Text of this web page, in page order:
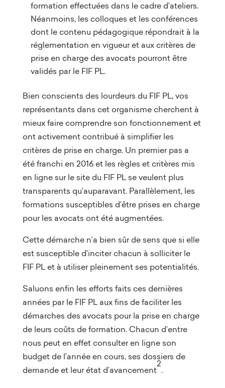
formation effectuées dans le cadre d’ateliers.
Néanmoins, les colloques et les conférences
dont le contenu pédagogique répondrait à la
réglementation en vigueur et aux critères de
prise en charge des avocats pourront être
validés par le FIF PL.
Bien conscients des lourdeurs du FIF PL, vos
représentants dans cet organisme cherchent à
mieux faire comprendre son fonctionnement et
ont activement contribué à simplifier les
critères de prise en charge. Un premier pas a
été franchi en 2016 et les règles et critères mis
en ligne sur le site du FIF PL se veulent plus
transparents qu’auparavant. Parallèlement, les
formations susceptibles d’être prises en charge
pour les avocats ont été augmentées.
Cette démarche n’a bien sûr de sens que si elle
est susceptible d’inciter chacun à solliciter le
FIF PL et à utiliser pleinement ses potentialités.
Saluons enfin les efforts faits ces dernières
années par le FIF PL aux fins de faciliter les
démarches des avocats pour la prise en charge
de leurs coûts de formation. Chacun d’entre
nous peut en effet consulter en ligne son
budget de l’année en cours, ses dossiers de
demande et leur état d’avancement
2
.